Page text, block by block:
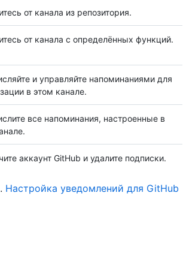
от канала из репозитория.
от канала с определённых функций.
и управляйте напоминаниями для
в этом канале.
все напоминания, настроенные в
аккаунт GitHub и удалите подписки.
Настройка уведомлений для GitHub